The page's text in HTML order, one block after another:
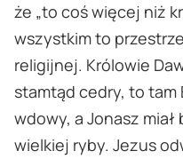
że „to coś więcej niż
wszystkim to
religijnej. Królowie
stamtąd cedry, to tam
wdowy, a Jonasz
wielkiej ryby. Jezus